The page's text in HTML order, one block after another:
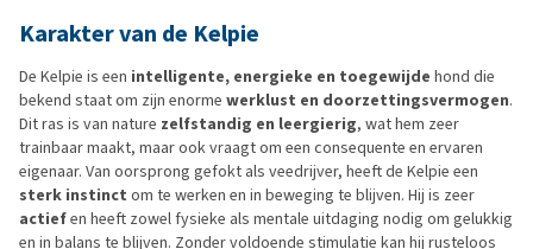
Karakter van de Kelpie
De Kelpie is een intelligente, energieke en toegewijde hond die
bekend staat om zijn enorme werklust en doorzettingsvermogen.
Dit ras is van nature zelfstandig en leergierig, wat hem zeer
trainbaar maakt, maar ook vraagt om een consequente en ervaren
eigenaar. Van oorsprong gefokt als veedrijver, heeft de Kelpie een
sterk instinct om te werken en in beweging te blijven. Hij is zeer
actiefen heeft zowel fysieke als mentale uitdaging nodig om gelukkig
en in balans te blijven. Zonder voldoende stimulatie kan hij rusteloos